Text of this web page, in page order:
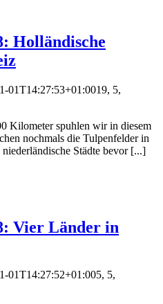
Holländische
01T14:27:53+01:0019, 5,
Kilometer spuhlen wir in diesem
nochmals die Tulpenfelder in
Städte bevor [...]
Vier Länder in
01T14:27:52+01:005, 5,